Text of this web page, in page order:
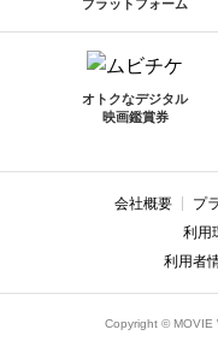
プラットフォーム
オトクなデジタル
映画鑑賞券
会社概要 プ
利用
利用者
Copyright © MOVIE